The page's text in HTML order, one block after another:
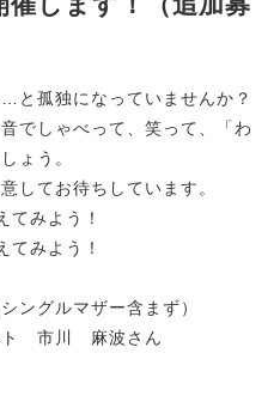
と孤独になっていませんか？
でしゃべって、笑って、「わ
ょう。
してお待ちしています。
てみよう！
てみよう！
ングルマザー含まず）
ト 市川 麻波さん